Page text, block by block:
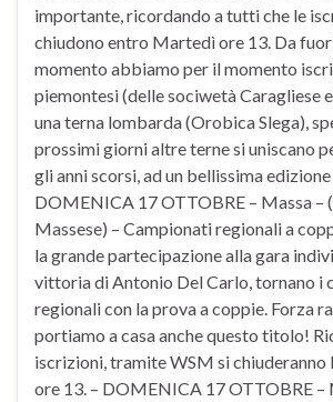
importante, ricordando a tutti che le
chiudono entro Martedì ore 13. Da
momento abbiamo per il momento
piemontesi (delle sociwetà Caragliese
una terna lombarda (Orobica Slega),
prossimi giorni altre terne si uniscano
gli anni scorsi, ad un bellissima
DOMENICA 17 OTTOBRE – Massa –
Massese) – Campionati regionali a
la grande partecipazione alla gara
vittoria di Antonio Del Carlo, tornano i
regionali con la prova a coppie. Forza
portiamo a casa anche questo titolo!
iscrizioni, tramite WSM si
ore 13. – DOMENICA 17 OTTOBRE –